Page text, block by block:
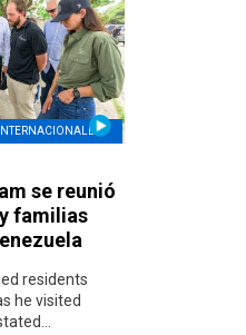
INTERNACIONALES
se reunió
familias
residents
he visited